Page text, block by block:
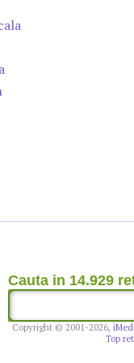
Cauta in 14.929
Copyright © 2001-2026,
Top